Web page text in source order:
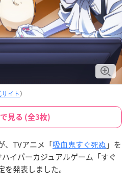
イト）
見る (全3枚)
、TVアニメ「吸血鬼すぐ死ぬ」を
イパーカジュアルゲーム「すぐ
発表しました。